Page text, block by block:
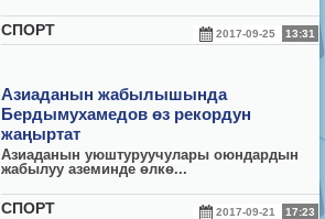
СПОРТ 2017-09-25 13:31
Азиаданын жабылышында
Бердымухамедов өз рекордун
жаңыртат
Азиаданын уюштуруучулары оюндардын
жабылуу аземиндеөлкө...
СПОРТ 2017-09-21 17:23